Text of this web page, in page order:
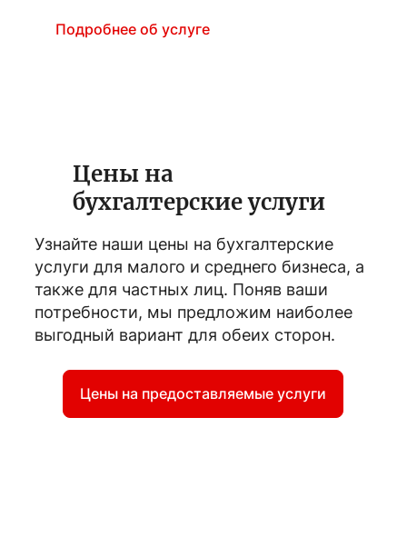
Подробнее об услуге
Цены на
бухгалтерские услуги
Узнайте наши цены на бухгалтерские
услуги для малого и среднего бизнеса, а
также для частных лиц. Поняв ваши
потребности, мы предложим наиболее
выгодный вариант для обеих сторон.
Цены на предоставляемые услуги